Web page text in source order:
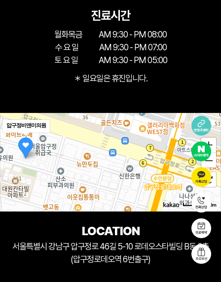
진료시간
월화목금
AM 9:30 - PM 08:00
수 요 일
AM 9:30 - PM 07:00
토 요 일
AM 9:30 - PM 05:00
＊ 일요일은 휴진입니다.
LOCATION
압구정비앤미의원
50m
서울특별시 강남구 압구정로 46길 5-10 로데오스타빌딩 B동 2층
(압구정로데오역 6번출구)